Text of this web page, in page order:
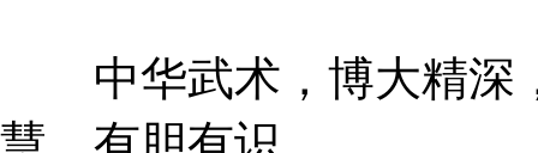
中华武术，博大精深
慧，有胆有识。